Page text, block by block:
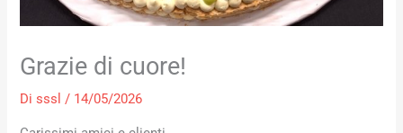
Grazie di cuore!
Disssl/ 14/05/2026